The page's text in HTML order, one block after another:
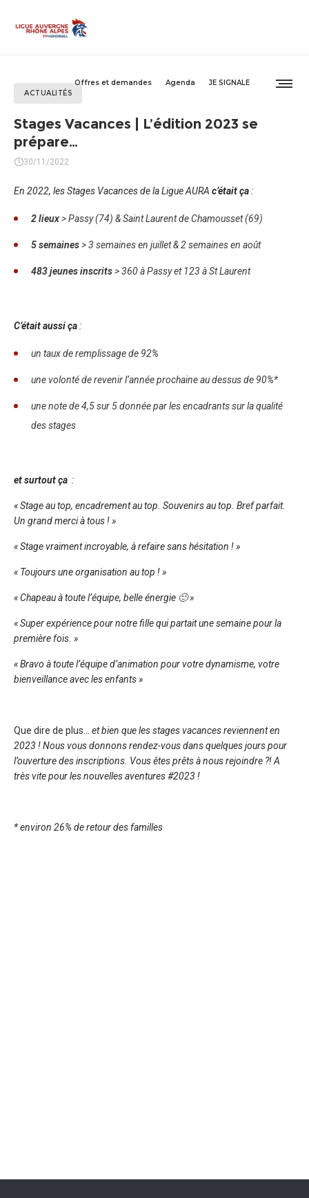
Offres et demandes Agenda
JE SIGNALE
ACTUALITÉS
Stages Vacances | L’édition 2023 se
prépare…
30/11/2022
En 2022, les Stages Vacances de la Ligue AURA c’était ça :
2 lieux> Passy (74) & Saint Laurent de Chamousset (69)
5 semaines> 3 semaines en juillet & 2 semaines en août
483 jeunes inscrits> 360 à Passy et 123 à St Laurent
C’était aussi ça :
un taux de remplissage de 92%
une volonté de revenir l’année prochaine au dessus de 90%*
une note de 4,5 sur 5 donnée par les encadrants sur la qualité
des stages
et surtout ça :
« Stage au top, encadrement au top. Souvenirs au top. Bref parfait.
Un grand merci à tous ! »
« Stage vraiment incroyable, à refaire sans hésitation ! »
« Toujours une organisation au top ! »
« Chapeau à toute l’équipe, belle énergie 🙂 »
« Super expérience pour notre fille qui partait une semaine pour la
première fois. »
« Bravo à toute l’équipe d’animation pour votre dynamisme, votre
bienveillance avec les enfants »
Que dire de plus… et bien que les stages vacances reviennent en
2023 ! Nous vous donnons rendez-vous dans quelques jours pour
l’ouverture des inscriptions. Vous êtes prêts à nous rejoindre ?! A
très vite pour les nouvelles aventures #2023 !
* environ 26% de retour des familles